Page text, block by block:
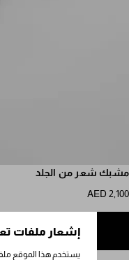
إشعار ملفات
يستخدم هذا الموقع
مشبك شعر من الجلد
AED 2,100